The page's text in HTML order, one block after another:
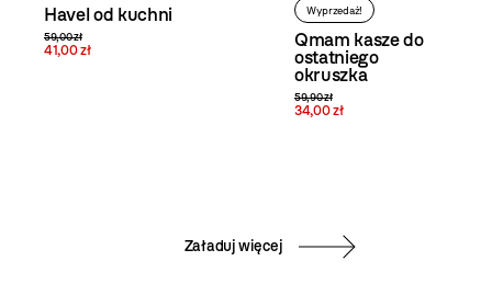
Havel od kuchni
59,00 zł
41,00 zł
Wyprzedaż!
Qmam kasze do
ostatniego
okruszka
59,90 zł
34,00 zł
Załaduj więcej